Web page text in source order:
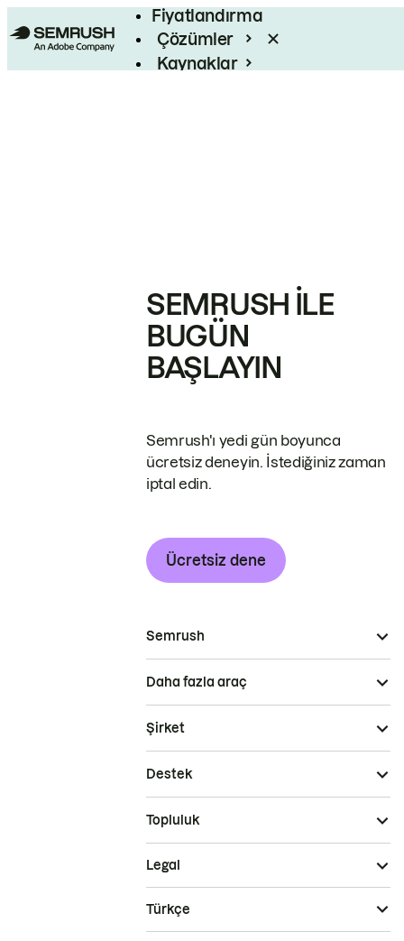
Fiyatlandırma
Çözümler
Kaynaklar
SEMRUSH ILE
BUGÜN
BAŞLAYIN
Semrush'ı yedi gün boyunca
ücretsiz deneyin. İstediğiniz zaman
iptal edin.
Ücretsiz dene
Semrush
Daha fazla araç
Şirket
Destek
Topluluk
Legal
Türkçe